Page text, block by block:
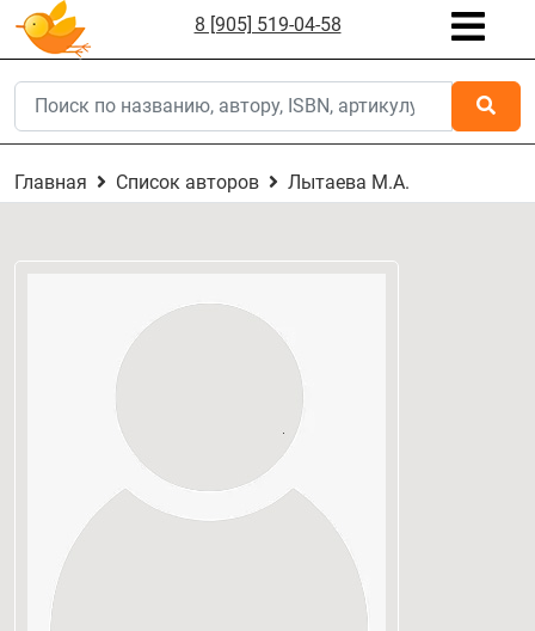
8 [905] 519-04-58
Главная Список авторов Лытаева М.А.